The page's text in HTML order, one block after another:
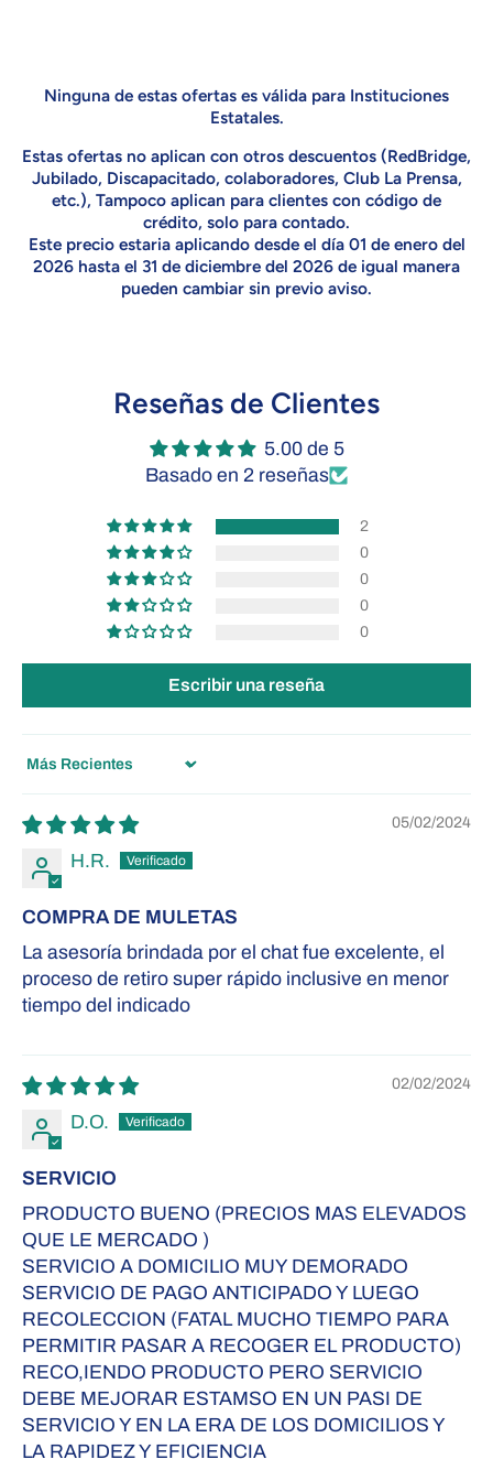
Ninguna de estas ofertas es válida para Instituciones
Estatales.
Estas ofertas no aplican con otros descuentos (RedBridge,
Jubilado, Discapacitado, colaboradores, Club La Prensa,
etc.), Tampoco aplican para clientes con código de
crédito, solo para contado.
Este precio estaria aplicando desde el día 01 de enero del
2026 hasta el 31 de diciembre del 2026 de igual manera
pueden cambiar sin previo aviso.
Reseñas de Clientes
5.00 de 5
Basado en 2 reseñas
2
0
0
0
0
Escribir una reseña
Sort by
05/02/2024
H.R.
COMPRA DE MULETAS
La asesoría brindada por el chat fue excelente, el
proceso de retiro super rápido inclusive en menor
tiempo del indicado
02/02/2024
D.O.
SERVICIO
PRODUCTO BUENO (PRECIOS MAS ELEVADOS
QUE LE MERCADO )
SERVICIO A DOMICILIO MUY DEMORADO
SERVICIO DE PAGO ANTICIPADO Y LUEGO
RECOLECCION (FATAL MUCHO TIEMPO PARA
PERMITIR PASAR A RECOGER EL PRODUCTO)
RECO,IENDO PRODUCTO PERO SERVICIO
DEBE MEJORAR ESTAMSO EN UN PASI DE
SERVICIO Y EN LA ERA DE LOS DOMICILIOS Y
LA RAPIDEZ Y EFICIENCIA